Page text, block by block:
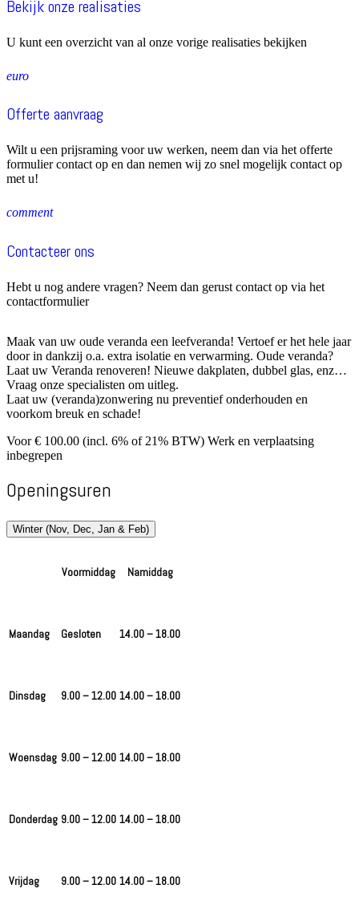
Bekijk onze realisaties
U kunt een overzicht van al onze vorige realisaties bekijken
euro
Offerte aanvraag
Wilt u een prijsraming voor uw werken, neem dan via het offerte
formulier contact op en dan nemen wij zo snel mogelijk contact op
met u!
comment
Contacteer ons
Hebt u nog andere vragen? Neem dan gerust contact op via het
contactformulier
Maak van uw oude veranda een leefveranda! Vertoef er het hele jaar
door in dankzij o.a. extra isolatie en verwarming. Oude veranda?
Laat uw Veranda renoveren! Nieuwe dakplaten, dubbel glas, enz…
Vraag onze specialisten om uitleg.
Laat uw (veranda)zonwering nu preventief onderhouden en
voorkom breuk en schade!
Voor € 100.00 (incl. 6% of 21% BTW) Werk en verplaatsing
inbegrepen
Openingsuren
Winter (Nov, Dec, Jan & Feb)
Voormiddag Namiddag
Maandag Gesloten 14.00 – 18.00
Dinsdag 9.00 – 12.00 14.00 – 18.00
Woensdag 9.00 – 12.00 14.00 – 18.00
Donderdag 9.00 – 12.00 14.00 – 18.00
Vrijdag 9.00 – 12.00 14.00 – 18.00